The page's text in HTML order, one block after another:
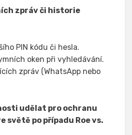
zpráv či historie
PIN kódu či hesla.
oken při vyhledávání.
zpráv (WhatsApp nebo
udělat pro ochranu
světě po případu Roe vs.